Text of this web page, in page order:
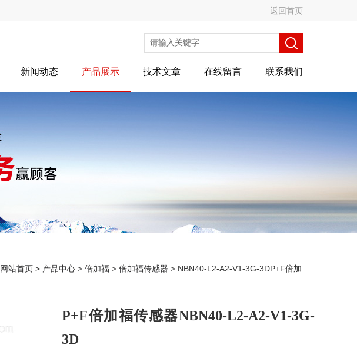
返回首页
新闻动态 产品展示 技术文章 在线留言 联系我们
网站首页 > 产品中心 > 倍加福 > 倍加福传感器 > NBN40-L2-A2-V1-3G-3DP+F倍加福传感器NBN40-L2-A2-V1-3G-3D
P+F倍加福传感器NBN40-L2-A2-V1-3G-
3D